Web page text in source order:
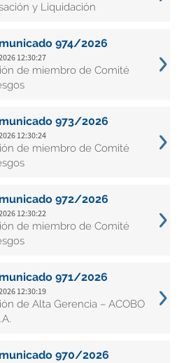
y Liquidación
974/2026
12:30:27
de miembro de Comité
973/2026
12:30:24
de miembro de Comité
972/2026
12:30:22
de miembro de Comité
971/2026
12:30:19
de Alta Gerencia – ACOBO
970/2026